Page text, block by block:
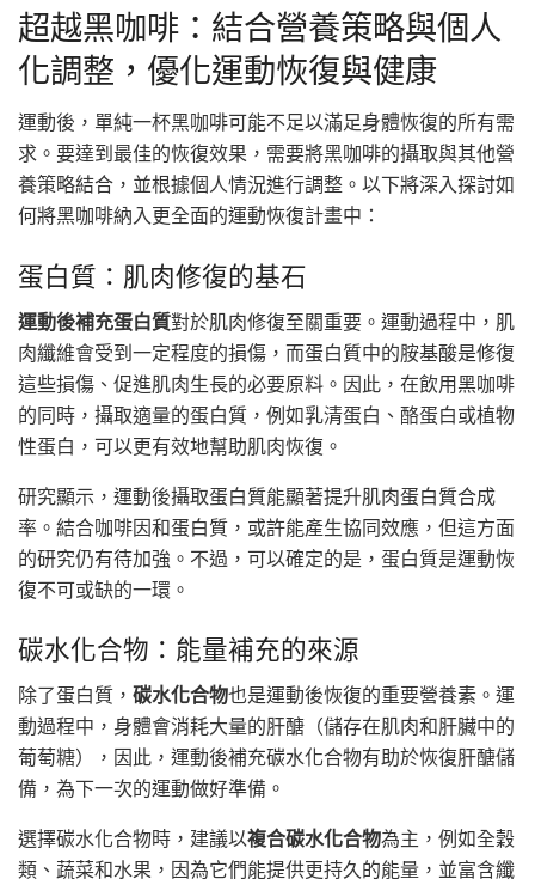
超越黑咖啡：結合營養策略與個人
化調整，優化運動恢復與健康
運動後，單純一杯黑咖啡可能不足以滿足身體恢復的所有需
求。要達到最佳的恢復效果，需要將黑咖啡的攝取與其他營
養策略結合，並根據個人情況進行調整。以下將深入探討如
何將黑咖啡納入更全面的運動恢復計畫中：
蛋白質：肌肉修復的基石
運動後補充蛋白質對於肌肉修復至關重要。運動過程中，肌
肉纖維會受到一定程度的損傷，而蛋白質中的胺基酸是修復
這些損傷、促進肌肉生長的必要原料。因此，在飲用黑咖啡
的同時，攝取適量的蛋白質，例如乳清蛋白、酪蛋白或植物
性蛋白，可以更有效地幫助肌肉恢復。
研究顯示，運動後攝取蛋白質能顯著提升肌肉蛋白質合成
率。結合咖啡因和蛋白質，或許能產生協同效應，但這方面
的研究仍有待加強。不過，可以確定的是，蛋白質是運動恢
復不可或缺的一環。
碳水化合物：能量補充的來源
除了蛋白質， 碳水化合物也是運動後恢復的重要營養素。運
動過程中，身體會消耗大量的肝醣（儲存在肌肉和肝臟中的
葡萄糖），因此，運動後補充碳水化合物有助於恢復肝醣儲
備，為下一次的運動做好準備。
選擇碳水化合物時，建議以複合碳水化合物為主，例如全穀
類、蔬菜和水果，因為它們能提供更持久的能量，並富含纖